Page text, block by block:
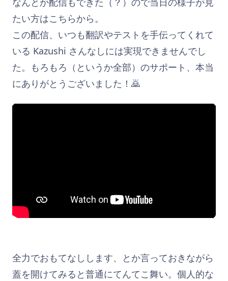
たい方はこちらから。
この配信、いつも翻訳やテストを手伝ってくれて
いる Kazushi さんなしには実現できませんでし
た。もろもろ（というか全部）のサポート、本当
にありがとうございました！🙇
全力でおもてなしします、とか言っておきながら
蓋を開けてみると普通にてんてこ舞い。個人的な